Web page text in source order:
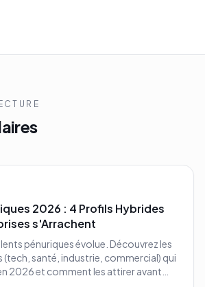
2026 : 4 Profils Hybrides
s'Arrachent
pénuriques évolue. Découvrez les
(tech, santé, industrie, commercial) qui
2026 et comment les attirer avant